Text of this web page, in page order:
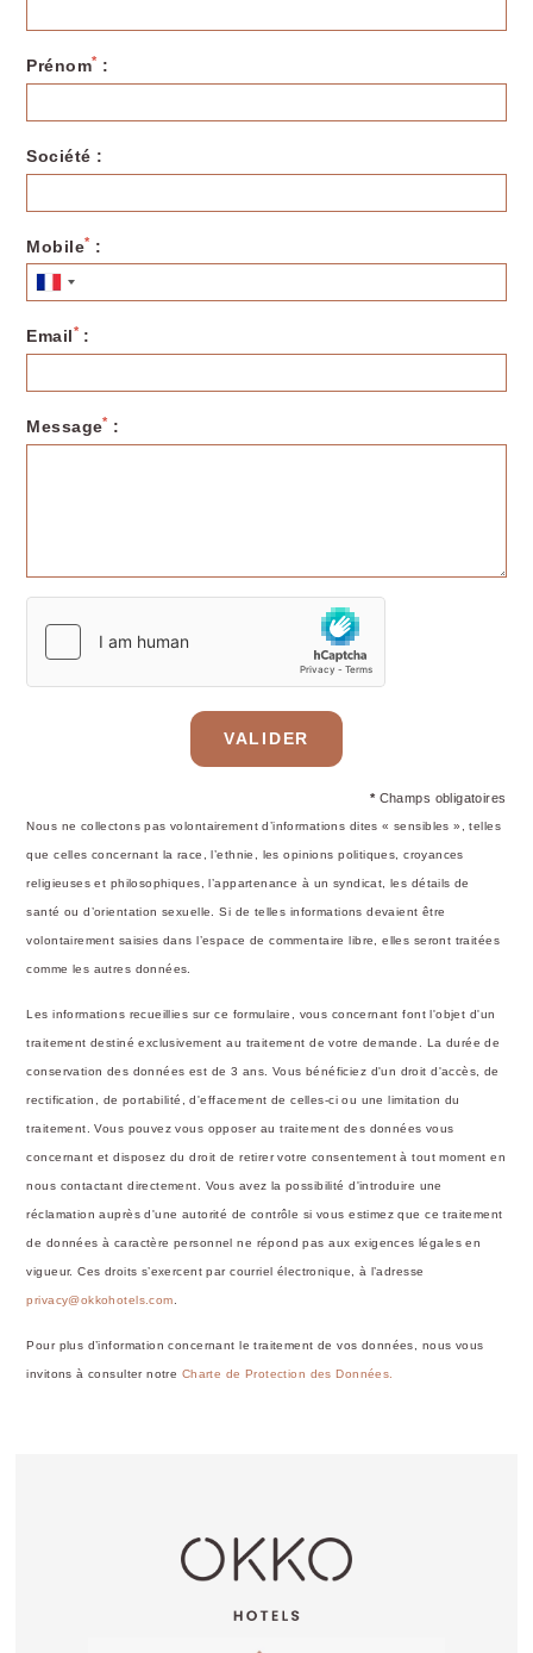
Prénom* :
Société :
Mobile* :
Email*:
Message* :
VALIDER
* Champs obligatoires
Nous ne collectons pas volontairement d’informations dites « sensibles », telles
que celles concernant la race, l’ethnie, les opinions politiques, croyances
religieuses et philosophiques, l’appartenance à un syndicat, les détails de
santé ou d’orientation sexuelle. Si de telles informations devaient être
volontairement saisies dans l’espace de commentaire libre, elles seront traitées
comme les autres données.
Les informations recueillies sur ce formulaire, vous concernant font l'objet d'un
traitement destiné exclusivement au traitement de votre demande. La durée de
conservation des données est de 3 ans. Vous bénéficiez d'un droit d'accès, de
rectification, de portabilité, d'effacement de celles-ci ou une limitation du
traitement. Vous pouvez vous opposer au traitement des données vous
concernant et disposez du droit de retirer votre consentement à tout moment en
nous contactant directement. Vous avez la possibilité d'introduire une
réclamation auprès d'une autorité de contrôle si vous estimez que ce traitement
de données à caractère personnel ne répond pas aux exigences légales en
vigueur. Ces droits s’exercent par courriel électronique, à l’adresse
privacy@okkohotels.com
Pour plus d’information concernant le traitement de vos données, nous vous
invitons à consulter notre Charte de Protection des Données.
LES SERVICES
Réception ouverte
24h/24
(sans